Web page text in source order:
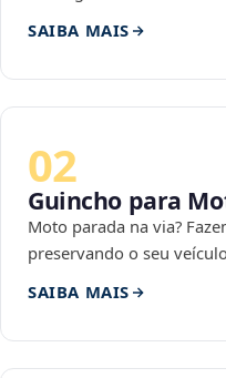
SAIBA MAIS
02
Guincho para
Moto parada na via?
preservando o seu
SAIBA MAIS